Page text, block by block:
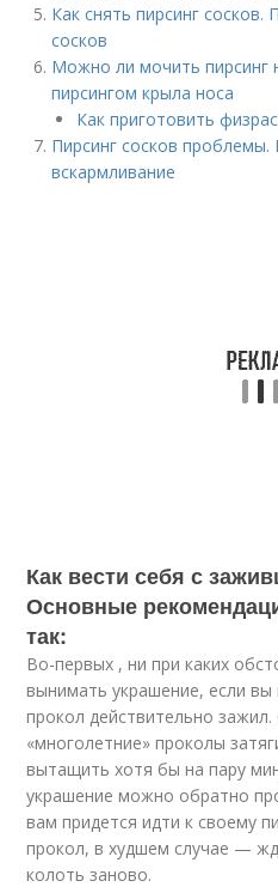
Как снять пирсинг сосков.
сосков
Можно ли мочить пирсинг
пирсингом крыла носа
Как приготовить
Пирсинг сосков проблемы.
вскармливание
Как вести себя с
Основные
так:
Во-первых , ни при каких
вынимать украшение, если вы
прокол действительно
«многолетние» проколы
вытащить хотя бы на пару
украшение можно обратно
вам придется идти к своему
прокол, в худшем случае —
колоть заново.